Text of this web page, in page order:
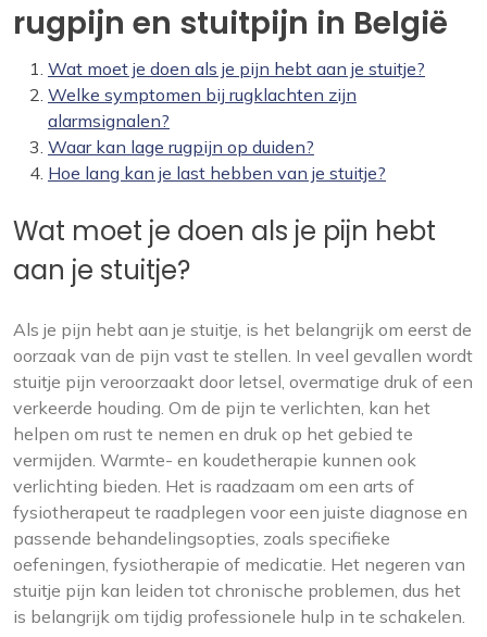
rugpijn en stuitpijn in België
Wat moet je doen als je pijn hebt aan je stuitje?
Welke symptomen bij rugklachten zijn
alarmsignalen?
Waar kan lage rugpijn op duiden?
Hoe lang kan je last hebben van je stuitje?
Wat moet je doen als je pijn hebt
aan je stuitje?
Als je pijn hebt aan je stuitje, is het belangrijk om eerst de
oorzaak van de pijn vast te stellen. In veel gevallen wordt
stuitje pijn veroorzaakt door letsel, overmatige druk of een
verkeerde houding. Om de pijn te verlichten, kan het
helpen om rust te nemen en druk op het gebied te
vermijden. Warmte- en koudetherapie kunnen ook
verlichting bieden. Het is raadzaam om een arts of
fysiotherapeut te raadplegen voor een juiste diagnose en
passende behandelingsopties, zoals specifieke
oefeningen, fysiotherapie of medicatie. Het negeren van
stuitje pijn kan leiden tot chronische problemen, dus het
is belangrijk om tijdig professionele hulp in te schakelen.